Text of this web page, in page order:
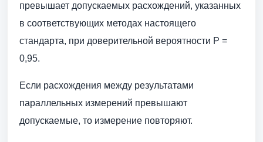
превышает допускаемых расхождений, указанных
в соответствующих методах настоящего
стандарта, при доверительной вероятности Р =
0,95.
Если расхождения между результатами
параллельных измерений превышают
допускаемые, то измерение повторяют.